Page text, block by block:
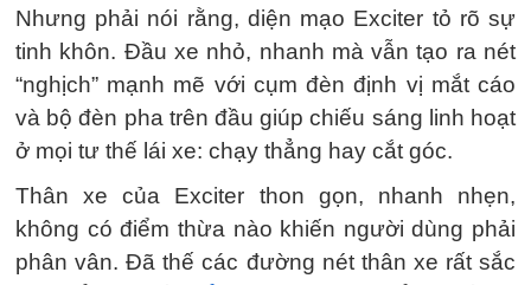
Nhưng phải nói rằng, diện mạo Exciter tỏ rõ sự
tinh khôn. Đầu xe nhỏ, nhanh mà vẫn tạo ra nét
“nghịch” mạnh mẽ với cụm đèn định vị mắt cáo
và bộ đèn pha trên đầu giúp chiếu sáng linh hoạt
ở mọi tư thế lái xe: chạy thẳng hay cắt góc.
Thân xe của Exciter thon gọn, nhanh nhẹn,
không có điểm thừa nào khiến người dùng phải
phân vân. Đã thế các đường nét thân xe rất sắc